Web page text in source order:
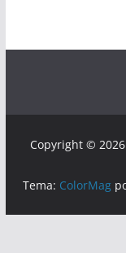
Copyright © 2026
Tema: ColorMag